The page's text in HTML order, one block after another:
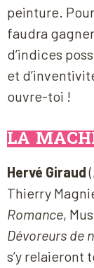
peinture.
faudra
d’indices
et
ouvre-toi !
LA
Hervé Giraud(
Thierry
Romance,
Dévoreurs de
s’y relaieront